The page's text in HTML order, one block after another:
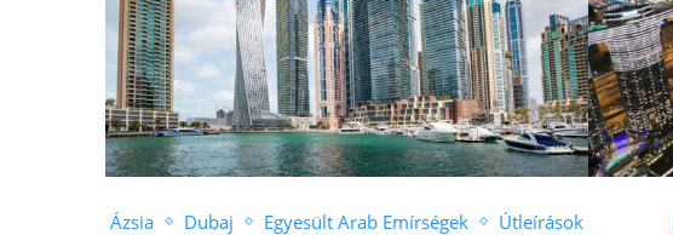
Ázsia Dubaj Egyesült Arab Emírségek Útleírások